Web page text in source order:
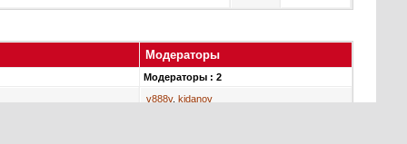
Модераторы
Модераторы : 2
v888v, kidanov